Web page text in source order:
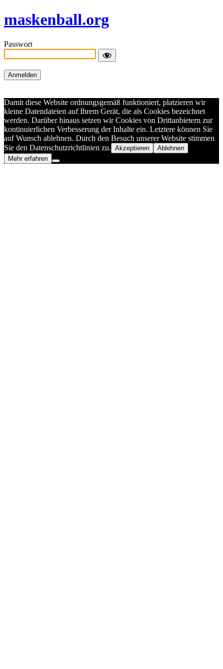
maskenball.org
Passwort
Damit diese Website ordnungsgemäß funktioniert, platzieren wir
kleine Datendateien auf Ihrem Gerät, die als Cookies bezeichnet
werden. Darüber hinaus setzen wir Cookies von Drittanbietern zur
kontinuierlichen Verbesserung der Inhalte ein. Letztere können Sie
auf Wunsch ablehnen. Durch den Besuch unserer Website stimmen
Sie den Datenschutzrichtlinien zu. Akzeptieren
Ablehnen
Mehr erfahren